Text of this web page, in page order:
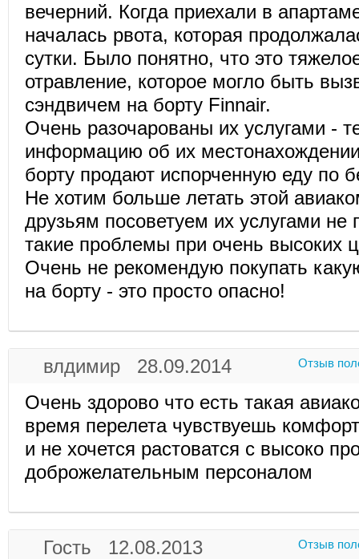
вечерний. Когда приехали в
началась рвота, которая
сутки. Было понятно, что это
отравление, которое могло быть
сэндвичем на борту Finnair.
Очень разочарованы их услугами -
информацию об их
борту продают испорченную еду по
Не хотим больше летать этой
друзьям посоветуем их услугами не
такие проблемы при очень высоких
Очень не рекомендую покупать
на борту - это просто опасно!
влдимир 28.09.2014 Отзыв
Очень здорово что есть такая
время перелета чувствуешь
и не хочется растоватся с высоко
доброжелательным персоналом
Гость 12.08.2013 Отзыв